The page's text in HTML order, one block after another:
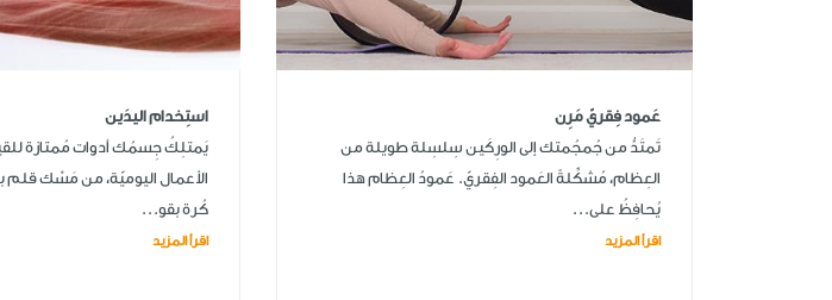
عَمود فِقريّ مَرِن
تَمتَدُّ من جُمجُمتك إلى الورِكَين سِلسِلة طويلة من
العِظام، مُشكِّلةً العَمود الفِقريّ. عَمودُ العِظام هذا
يُحافِظُ على...
اقرأ المزيد
استِخدام اليدَين
يَمتلِكُ جِسمُك أدوات مُمتازة
الأعمال اليوميّة، من مَسْك قلم
كُرة بقو...
اقرأ المزيد